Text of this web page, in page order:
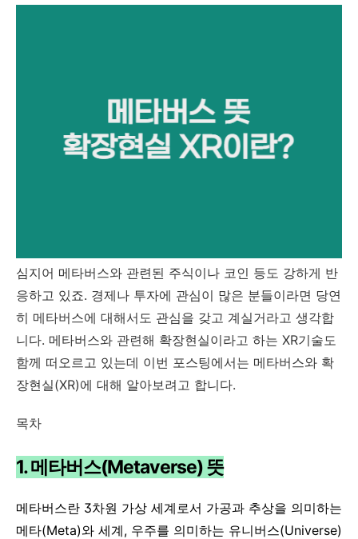
심지어 메타버스와 관련된 주식이나 코인 등도 강하게 반
응하고 있죠. 경제나 투자에 관심이 많은 분들이라면 당연
히 메타버스에 대해서도 관심을 갖고 계실거라고 생각합
니다. 메타버스와 관련해 확장현실이라고 하는 XR기술도
함께 떠오르고 있는데 이번 포스팅에서는 메타버스와 확
장현실(XR)에 대해 알아보려고 합니다.
목차
1. 메타버스(Metaverse) 뜻
메타버스란 3차원 가상 세계로서 가공과 추상을 의미하는
메타(Meta)와 세계, 우주를 의미하는 유니버스(Universe)